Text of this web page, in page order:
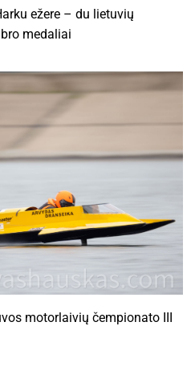
ežere – du lietuvių
medaliai
motorlaivių čempionato III